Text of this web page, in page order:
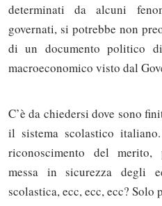
determinati da alcuni
governati, si potrebbe non
di un documento politico
macroeconomico visto dal
C’è da chiedersi dove sono
il sistema scolastico
riconoscimento del merito,
messa in sicurezza degli
scolastica, ecc, ecc, ecc? Solo
Solo gli utenti
commentare!